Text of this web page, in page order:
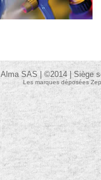
Alma SAS | ©2014 | Siège
Les marques déposées